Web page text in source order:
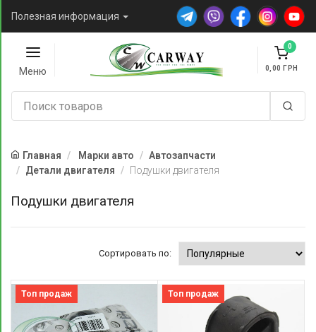
Полезная информация
Меню
0
0,00
Главная Марки авто
Автозапчасти
Детали двигателя
Подушки двигателя
Подушки двигателя
Сортировать по:
Топ продаж Топ продаж